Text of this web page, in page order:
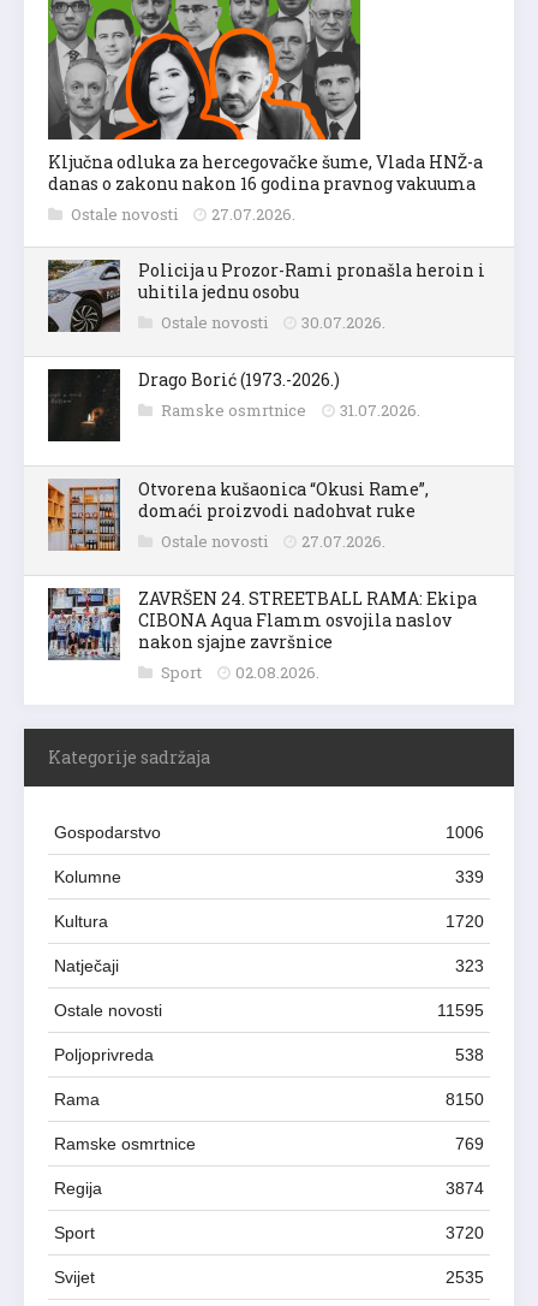
Ključna odluka za hercegovačke šume, Vlada HNŽ-a
danas o zakonu nakon 16 godina pravnog vakuuma
Ostale novosti 27.07.2026.
Policija u Prozor-Rami pronašla heroin i
uhitila jednu osobu
Ostale novosti 30.07.2026.
Drago Borić (1973.-2026.)
Ramske osmrtnice 31.07.2026.
Otvorena kušaonica “Okusi Rame”,
domaći proizvodi nadohvat ruke
Ostale novosti 27.07.2026.
ZAVRŠEN 24. STREETBALL RAMA: Ekipa
CIBONA Aqua Flamm osvojila naslov
nakon sjajne završnice
Sport 02.08.2026.
Kategorije sadržaja
Gospodarstvo 1006
Kolumne 339
Kultura 1720
Natječaji 323
Ostale novosti 11595
Poljoprivreda 538
Rama 8150
Ramske osmrtnice 769
Regija 3874
Sport 3720
Svijet 2535